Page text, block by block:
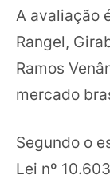
A avaliação
Rangel,
Ramos
mercado
Segundo o
Lei nº